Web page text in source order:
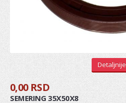
KOČIONI SISTEM
Doboši
Paknovi
Crevo kočnica
Detaljnije
0,00 RSD
SEMERING 35X50X8